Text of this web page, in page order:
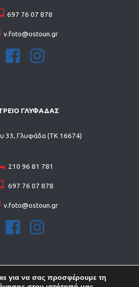
697 76 07 878
v.foto@ostoun.gr
ΓΛΥΦΑΔΑΣ
33, Γλυφάδα (ΤΚ 16674)
210 96 81 781
697 76 07 878
v.foto@ostoun.gr
για να σας προσφέρουμε τη